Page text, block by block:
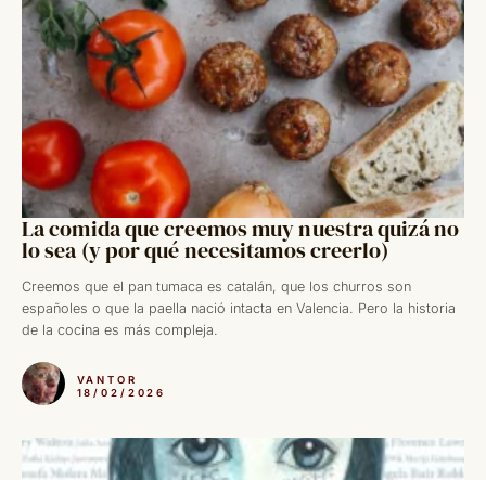
La comida que creemos muy nuestra quizá no
lo sea (y por qué necesitamos creerlo)
Creemos que el pan tumaca es catalán, que los churros son
españoles o que la paella nació intacta en Valencia. Pero la historia
de la cocina es más compleja.
VANTOR
18/02/2026